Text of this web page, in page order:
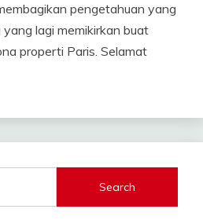
pengetahuan yang
lagi memikirkan buat
properti Paris. Selamat